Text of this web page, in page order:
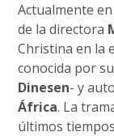
Actualmente
de la directora
Christina en la
conocida por
Dinesen- y
África. La
últimos